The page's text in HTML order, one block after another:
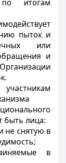
по итогам
пыток и
или
и
быть лица:
не снятую в
в